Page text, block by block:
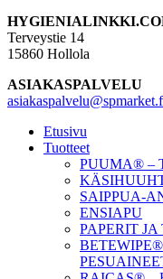
Footer
Terveystie 14
15860 Hollola
ASIAKASPALVELU
Etusivu
Tuotteet
PUUMA® –
SAIPPUA-
ENSIAPU
PAPERIT